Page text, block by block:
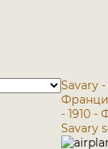
Savary -
- 1910 -
Savary